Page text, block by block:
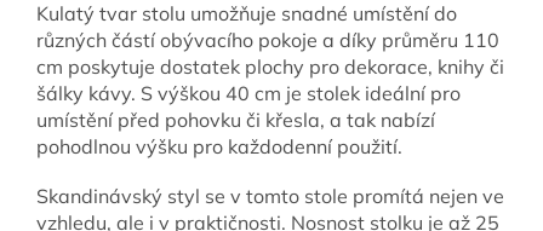
Kulatý tvar stolu umožňuje snadné umístění do
různých částí obývacího pokoje a díky průměru 110
cm poskytuje dostatek plochy pro dekorace, knihy či
šálky kávy. S výškou 40 cm je stolek ideální pro
umístění před pohovku či křesla, a tak nabízí
pohodlnou výšku pro každodenní použití.
Skandinávský styl se v tomto stole promítá nejen ve
vzhledu, ale i v praktičnosti. Nosnost stolku je až 25